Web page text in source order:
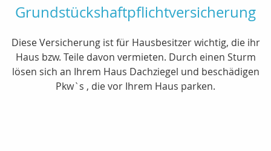
Grundstückshaftpflichtversicherung
Diese Versicherung ist für Hausbesitzer wichtig, die ihr
Haus bzw. Teile davon vermieten. Durch einen Sturm
lösen sich an Ihrem Haus Dachziegel und beschädigen
Pkw`s , die vor Ihrem Haus parken.